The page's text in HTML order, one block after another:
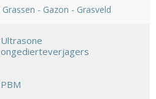
Grassen - Gazon - Grasveld
Ultrasone
ongedierteverjagers
PBM